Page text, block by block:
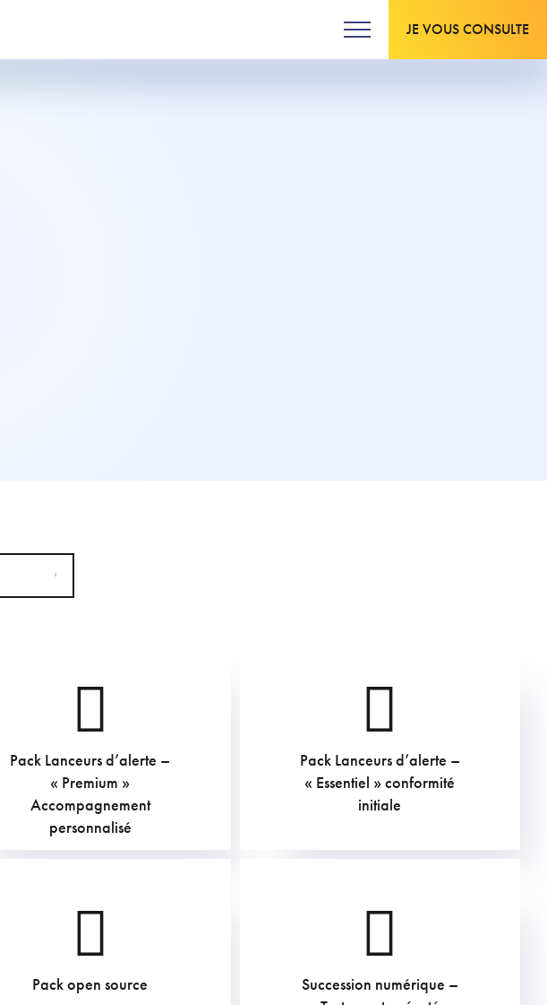
JE VOUS CONSULTE
Pack Lanceurs d’alerte –
« Premium »
Accompagnement
personnalisé
Pack Lanceurs d’alerte –
« Essentiel » conformité
initiale
3509
Pack open source
119.79
Succession numérique –
284.35 €